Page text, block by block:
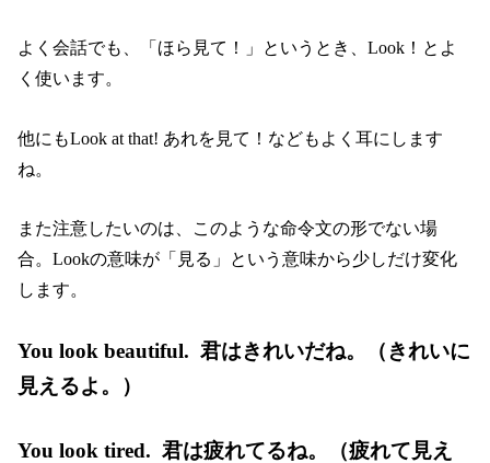
よく会話でも、「ほら見て！」というとき、Look！とよ
く使います。
他にもLook at that! あれを見て！などもよく耳にします
ね。
また注意したいのは、このような命令文の形でない場
合。Lookの意味が「見る」という意味から少しだけ変化
します。
You look beautiful. 君はきれいだね。（きれいに
見えるよ。）
You look tired. 君は疲れてるね。（疲れて見え